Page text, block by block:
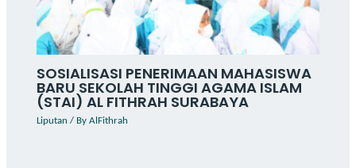
SOSIALISASI PENERIMAAN MAHASISWA
BARU SEKOLAH TINGGI AGAMA ISLAM
(STAI) AL FITHRAH SURABAYA
Liputan / By AlFithrah